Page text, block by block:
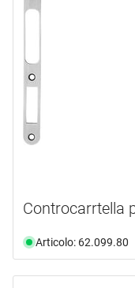
Controcarrtella
Articolo: 62.099.80